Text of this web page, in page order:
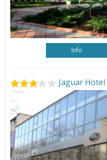
Info
Jaguar Hotel